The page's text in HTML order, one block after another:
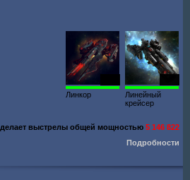
Линкор
Линейный
крейсер
делает выстрелы общей мощностью5 146 822
Подробности